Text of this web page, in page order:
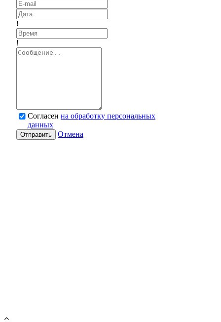
!
!
Согласен на обработку персональных
данных
Отправить Отмена